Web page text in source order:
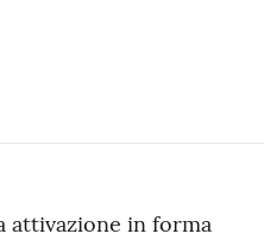
attivazione in forma